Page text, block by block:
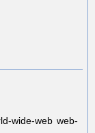
wide-web web-